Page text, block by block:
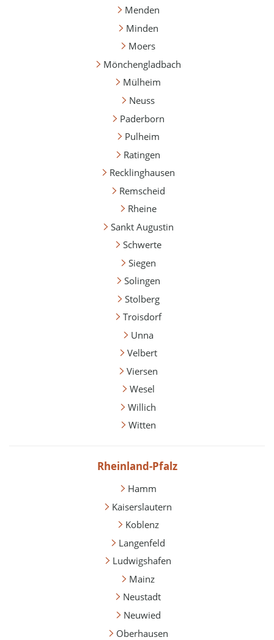
Menden
Minden
Moers
Mönchengladbach
Mülheim
Neuss
Paderborn
Pulheim
Ratingen
Recklinghausen
Remscheid
Rheine
Sankt Augustin
Schwerte
Siegen
Solingen
Stolberg
Troisdorf
Unna
Velbert
Viersen
Wesel
Willich
Witten
Rheinland-Pfalz
Hamm
Kaiserslautern
Koblenz
Langenfeld
Ludwigshafen
Mainz
Neustadt
Neuwied
Oberhausen